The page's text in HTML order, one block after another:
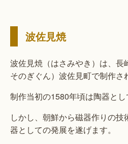
波佐見焼
波佐見焼（はさみやき）は、長
そのぎぐん）波佐見町で制作さ
制作当初の1580年頃は陶器とし
しかし、朝鮮から磁器作りの
器としての発展を遂げます。